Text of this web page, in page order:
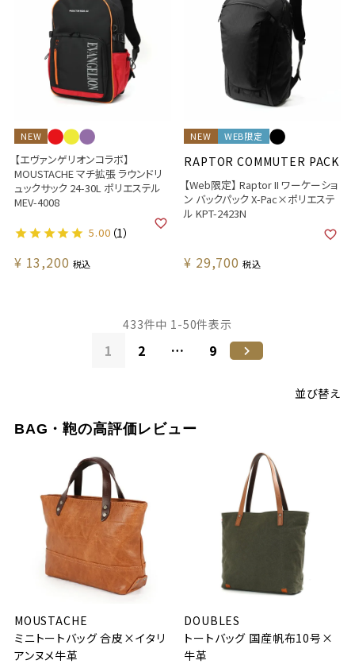
NEW
【エヴァンゲリオンコラボ】
MOUSTACHE マチ拡張 ラウンドリ
ュックサック 24-30L ポリエステル
MEV-4008
¥ 13,200 税込
5.00 （1）
NEW WEB限定
RAPTOR COMMUTER PACK
【Web限定】 Raptor II ワーケーショ
ン バックパック X-Pac×ポリエステ
ル KPT-2423N
¥ 29,700 税込
並び替え
433件中 1-50件表示
1 2 … 9
BAG・鞄の高評価レビュー
MOUSTACHE
ミニトートバッグ 合皮×イタリ
アンヌメ牛革
DOUBLES
トートバッグ 国産帆布10号×
牛革